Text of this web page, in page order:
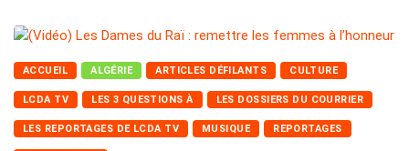
ACCUEIL ALGÉRIE ARTICLES DÉFILANTS CULTURE
LCDA TV LES 3 QUESTIONS À LES DOSSIERS DU COURRIER
LES REPORTAGES DE LCDA TV MUSIQUE REPORTAGES